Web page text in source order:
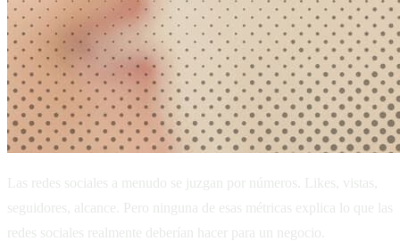
Las redes sociales a menudo se juzgan por números. Likes, vistas,
seguidores, alcance. Pero ninguna de esas métricas explica lo que las
redes sociales realmente deberían hacer para un negocio.